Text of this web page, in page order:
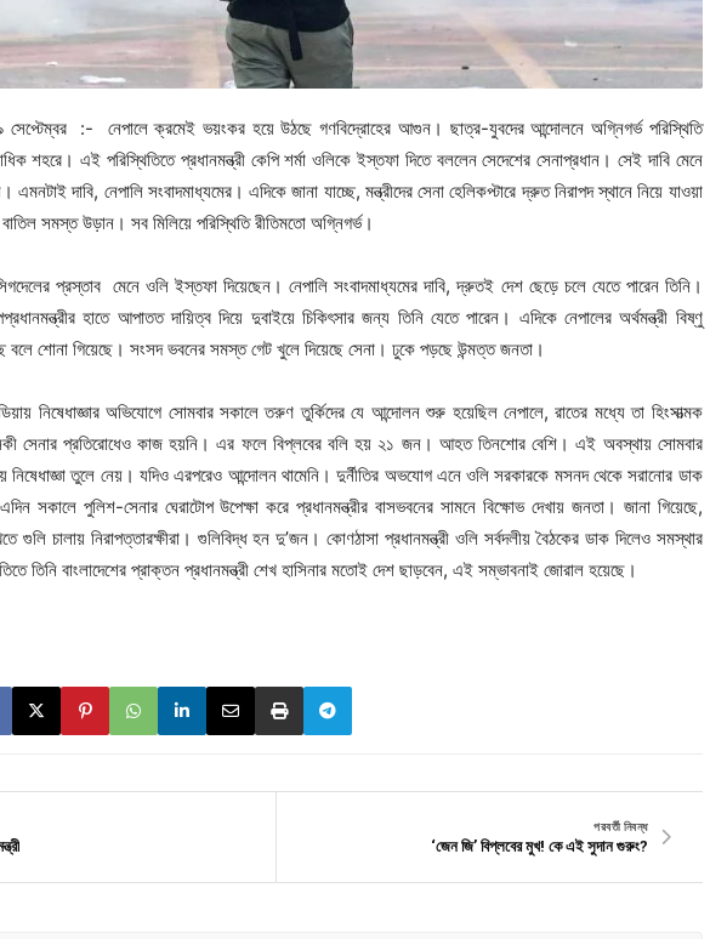
সেপ্টেম্বর :- নেপালে ক্রমেই ভয়ংকর হয়ে উঠছে গণবিদ্রোহের আগুন। ছাত্র-যুবদের আন্দোলনে অগ্নিগর্ভ পরিস্থিতি
শহরে। এই পরিস্থিতিতে প্রধানমন্ত্রী কেপি শর্মা ওলিকে ইস্তফা দিতে বললেন সেদেশের সেনাপ্রধান। সেই দাবি মেনে
এমনটাই দাবি, নেপালি সংবাদমাধ্যমের। এদিকে জানা যাচ্ছে, মন্ত্রীদের সেনা হেলিকপ্টারে দ্রুত নিরাপদ স্থানে নিয়ে যাওয়া
সমস্ত উড়ান। সব মিলিয়ে পরিস্থিতি রীতিমতো অগ্নিগর্ভ।
প্রস্তাব মেনে ওলি ইস্তফা দিয়েছেন। নেপালি সংবাদমাধ্যমের দাবি, দ্রুতই দেশ ছেড়ে চলে যেতে পারেন তিনি।
হাতে আপাতত দায়িত্ব দিয়ে দুবাইয়ে চিকিৎসার জন্য তিনি যেতে পারেন। এদিকে নেপালের অর্থমন্ত্রী বিষ্ণু
বলে শোনা গিয়েছে। সংসদ ভবনের সমস্ত গেট খুলে দিয়েছে সেনা। ঢুকে পড়ছে উন্মত্ত জনতা।
নিষেধাজ্ঞার অভিযোগে সোমবার সকালে তরুণ তুর্কিদের যে আন্দোলন শুরু হয়েছিল নেপালে, রাতের মধ্যে তা হিংসাত্মক
সেনার প্রতিরোধেও কাজ হয়নি। এর ফলে বিপ্লবের বলি হয় ২১ জন। আহত তিনশোর বেশি। এই অবস্থায় সোমবার
নিষেধাজ্ঞা তুলে নেয়। যদিও এরপরেও আন্দোলন থামেনি। দুর্নীতির অভযোগ এনে ওলি সরকারকে মসনদ থেকে সরানোর ডাক
সকালে পুলিশ-সেনার ঘেরাটোপ উপেক্ষা করে প্রধানমন্ত্রীর বাসভবনের সামনে বিক্ষোভ দেখায় জনতা। জানা গিয়েছে,
গুলি চালায় নিরাপত্তারক্ষীরা। গুলিবিদ্ধ হন দু’জন। কোণঠাসা প্রধানমন্ত্রী ওলি সর্বদলীয় বৈঠকের ডাক দিলেও সমস্থার
তিনি বাংলাদেশের প্রাক্তন প্রধানমন্ত্রী শেখ হাসিনার মতোই দেশ ছাড়বেন, এই সম্ভাবনাই জোরাল হয়েছে।
পরবর্তী নিবন্ধ
‘জেন জি’ বিপ্লবের মুখ! কে এই সুদান গুরুং?